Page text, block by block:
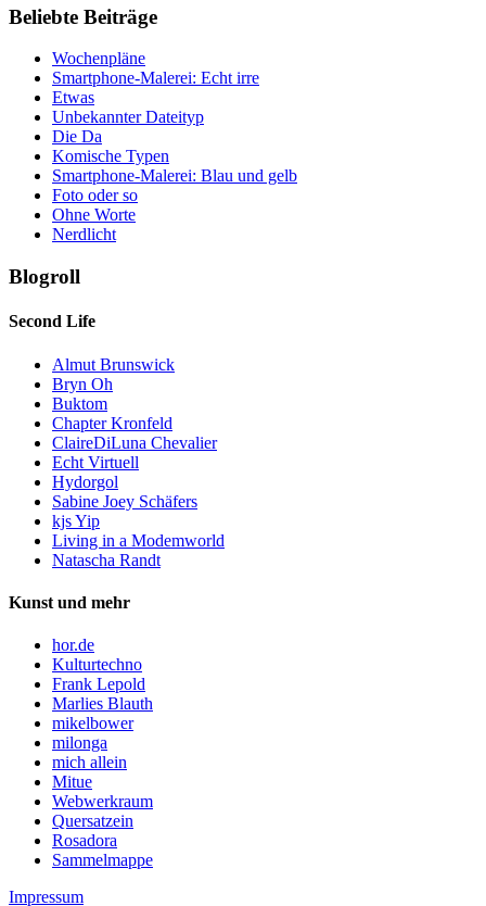
Beliebte Beiträge
Wochenpläne
Smartphone-Malerei: Echt irre
Etwas
Unbekannter Dateityp
Die Da
Komische Typen
Smartphone-Malerei: Blau und gelb
Foto oder so
Ohne Worte
Nerdlicht
Blogroll
Second Life
Almut Brunswick
Bryn Oh
Buktom
Chapter Kronfeld
ClaireDiLuna Chevalier
Echt Virtuell
Hydorgol
Sabine Joey Schäfers
kjs Yip
Living in a Modemworld
Natascha Randt
Kunst und mehr
hor.de
Kulturtechno
Frank Lepold
Marlies Blauth
mikelbower
milonga
mich allein
Mitue
Webwerkraum
Quersatzein
Rosadora
Sammelmappe
Impressum